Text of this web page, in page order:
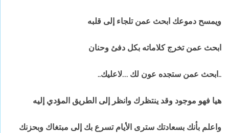
ويمسح دموعك ابحث عمن تلجاء إلى قلبه
ابحث عمن تخرج كلاماته بكل دفئ وحنان
..ابحث عمن ستجده عون لك …لاعليك..
هيا فهو موجود وقد ينتظرك وانظر إلى الطريق المؤدي إليه
واعلم بأنك بسعادتك سترى الأيام تسرع بك إلى مبتغاك وبحزنك